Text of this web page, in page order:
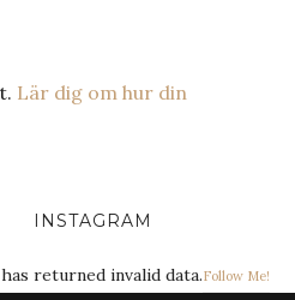
Lär dig om hur din
INSTAGRAM
returned invalid data.Follow Me!